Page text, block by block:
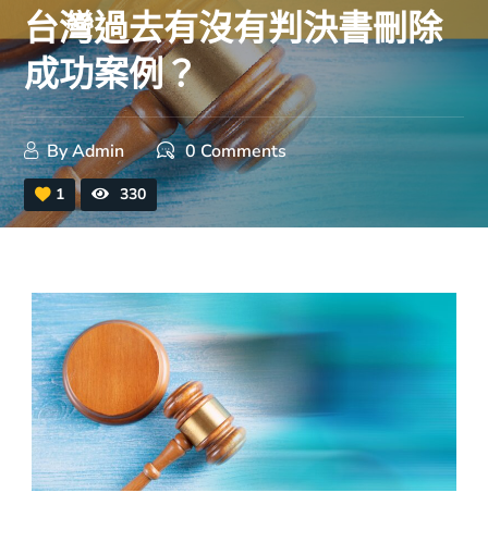
台灣過去有沒有判決書刪除
成功案例？
ByAdmin 0 Comments
1 330